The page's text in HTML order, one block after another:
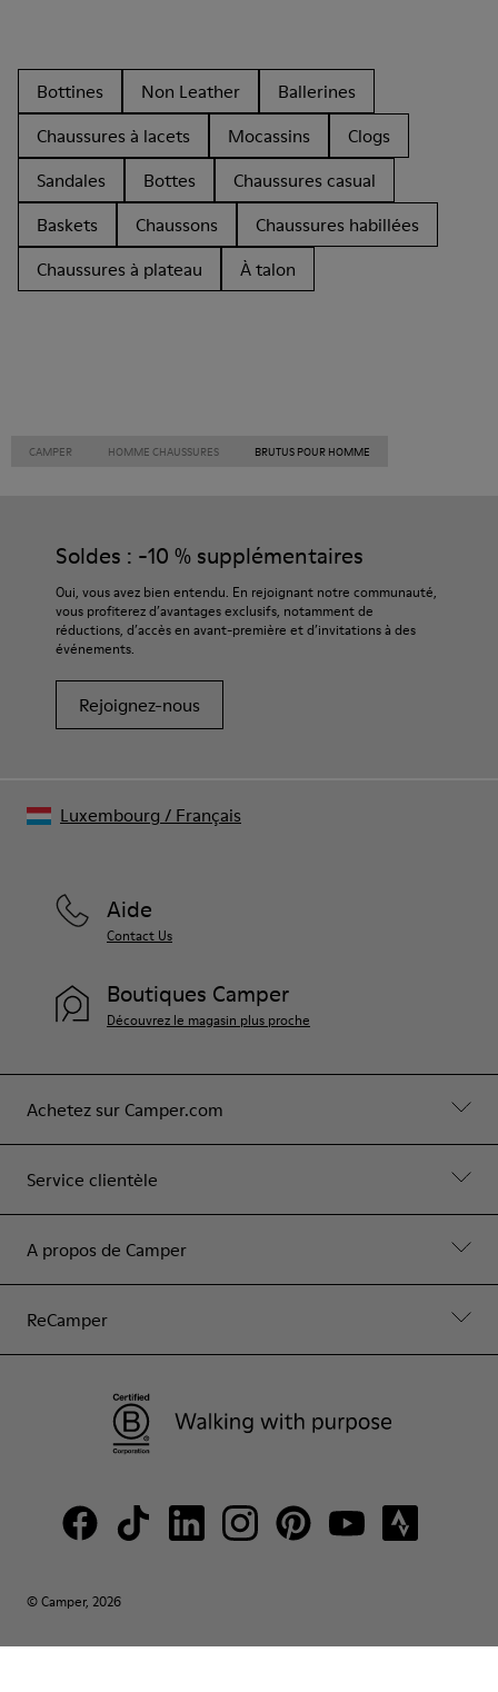
Bottines Non Leather
Ballerines
Chaussures à lacets
Mocassins
Clogs
Sandales
Bottes
Chaussures casual
Baskets
Chaussons
Chaussures habillées
Chaussures à plateau
À talon
CAMPER HOMME CHAUSSURES BRUTUS POUR HOMME
Soldes : -10 % supplémentaires
Oui, vous avez bien entendu. En rejoignant notre communauté,
vous profiterez d’avantages exclusifs, notamment de
réductions, d’accès en avant-première et d’invitations à des
événements.
Rejoignez-nous
Achetez sur Camper.com
Service clientèle
A propos de Camper
ReCamper
Aide
Contact Us
Boutiques Camper
Découvrez le magasin plus proche
© Camper, 2026
Luxembourg / Français